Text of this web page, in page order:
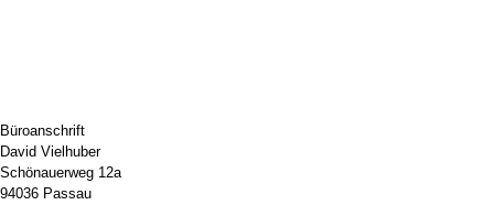
Büroanschrift
David Vielhuber
Schönauerweg 12a
94036 Passau